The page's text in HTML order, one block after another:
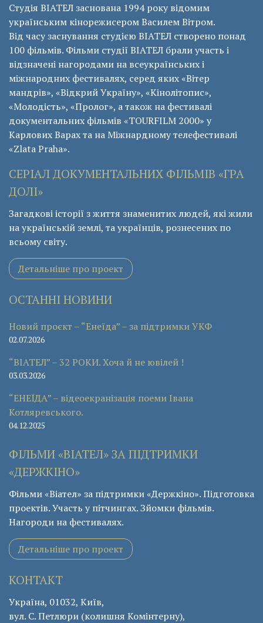
Студія ВІАТЕЛ заснована 1994 року відомим
українським кінорежисером Василем Вітром.
Від часу заснування студією ВІАТЕЛ створено понад
100 фільмів. Фільми студії ВІАТЕЛ брали участь і
відзначені нагородами на всеукраїнських і
міжнародних фестивалях, серед яких «Вітер
мандрів», «Відкрий Україну», «Кінолітопис»,
«Молодість», «Пролог», а також на фестивалі
документальних фільмів «ТОURFILM 2000» у
Карлових Варах та на Міжнардному телефестивалі
«Zlata Praha».
СЕРІАЛ ДОКУМЕНТАЛЬНИХ ФІЛЬМІВ «ГРА
ДОЛІ»
Загадкові історії з життя знаменитих людей, які жили
на українській землі, та українців, рознесених по
всьому світу.
Детальніше про проект
ОСТАННІ НОВИНИ
Новий проєкт – “Енеїда” – за підтримки УКФ
02.07.2026
“ВІАТЕЛ” – 32 РОКИ. Хоча й не ювілей !
03.03.2026
“ЕНЕЇДА” – відеоекранізація поеми Івана
Котляревського.
04.12.2025
ФІЛЬМИ «ВІАТЕЛ» ЗА ПІДТРИМКИ
«ДЕРЖКІНО»
Фільми «Віател» за підтримки «Держкіно». Підготовка
проектів. Участь у пітчингах. Зйомки фільмів.
Нагороди на фестивалях.
Детальніше про проект
КОНТАКТ
Україна, 01032, Київ,
вул. С. Петлюри (колишня Комінтерну),